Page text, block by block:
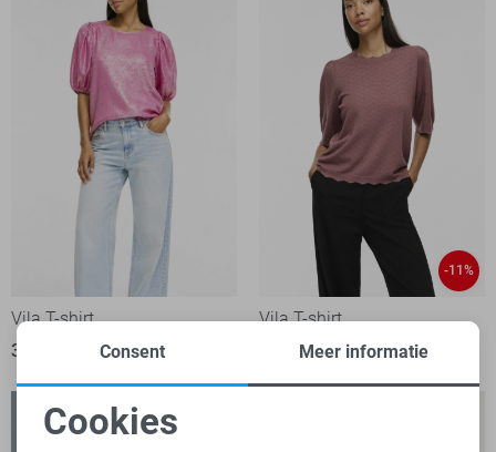
Vila T-shirt
39,99
-11%
Vila T-shirt
24,00 26,99
Noodzakelijke cookies
Consent Meer informatie
Cookies